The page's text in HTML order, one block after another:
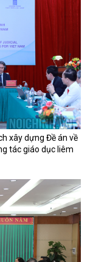
xây dựng Đề án về
tác giáo dục liêm